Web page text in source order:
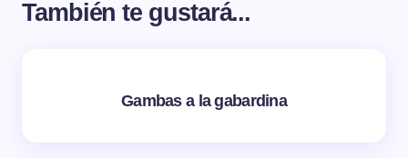
También te gustará...
Gambas a la gabardina